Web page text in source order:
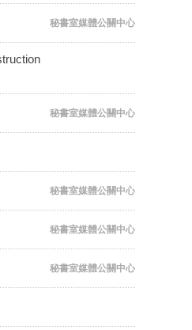
秘書室媒體公關中心
秘書室媒體公關中心
秘書室媒體公關中心
秘書室媒體公關中心
秘書室媒體公關中心